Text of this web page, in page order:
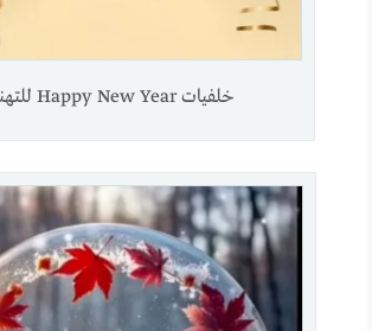
خلفيات Happy New Year للتهنئة.